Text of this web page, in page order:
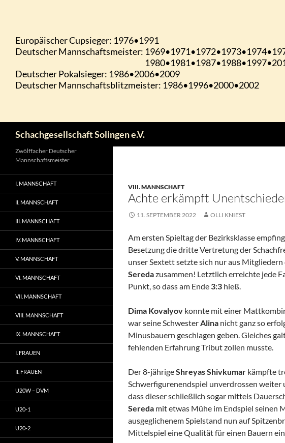
Schachgesellschaft Solingen e.V.
VIII. MANNSCHAFT
Achte erkämpft
11. SEPTEMBER 2022 OLLI KNIEST
Am ersten Spieltag der Bezirksklasse
Besetzung die dritte Vertretung der
unser Sextett setzte sich nur aus
Seredazusammen! Letztlich erreichte jede
Punkt, so dass am Ende 3:3 hieß.
Dima Kovalyov konnte mit einer
war seine SchwesterAlina nicht ganz so
Minusbauern geschlagen geben. Gleiches
fehlenden Erfahrung Tribut zollen musste.
Der 8-jährigeShreyas Shivkumar kämpfte
Schwerfigurenendspiel unverdrossen weiter
dass dieser schließlich sogar mittels
Sereda mit etwas Mühe im Endspiel seinen
ausgeglichenem Spielstand nun auf
Mittelspiel eine Qualität für einen Bauern
Zwölffacher Deutscher
Mannschaftsmeister
I. MANNSCHAFT
II. MANNSCHAFT
III. MANNSCHAFT
IV. MANNSCHAFT
V. MANNSCHAFT
VI. MANNSCHAFT
VII. MANNSCHAFT
VIII. MANNSCHAFT
IX. MANNSCHAFT
I. FRAUEN
II. FRAUEN
U20W – DVM
U20-1
U20-2